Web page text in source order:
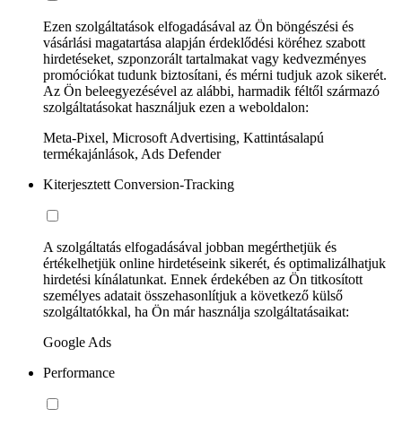
Ezen szolgáltatások elfogadásával az Ön böngészési és
vásárlási magatartása alapján érdeklődési köréhez szabott
hirdetéseket, szponzorált tartalmakat vagy kedvezményes
promóciókat tudunk biztosítani, és mérni tudjuk azok sikerét.
Az Ön beleegyezésével az alábbi, harmadik féltől származó
szolgáltatásokat használjuk ezen a weboldalon:
Meta-Pixel, Microsoft Advertising, Kattintásalapú
termékajánlások, Ads Defender
Kiterjesztett Conversion-Tracking
A szolgáltatás elfogadásával jobban megérthetjük és
értékelhetjük online hirdetéseink sikerét, és optimalizálhatjuk
hirdetési kínálatunkat. Ennek érdekében az Ön titkosított
személyes adatait összehasonlítjuk a következő külső
szolgáltatókkal, ha Ön már használja szolgáltatásaikat:
Google Ads
Performance